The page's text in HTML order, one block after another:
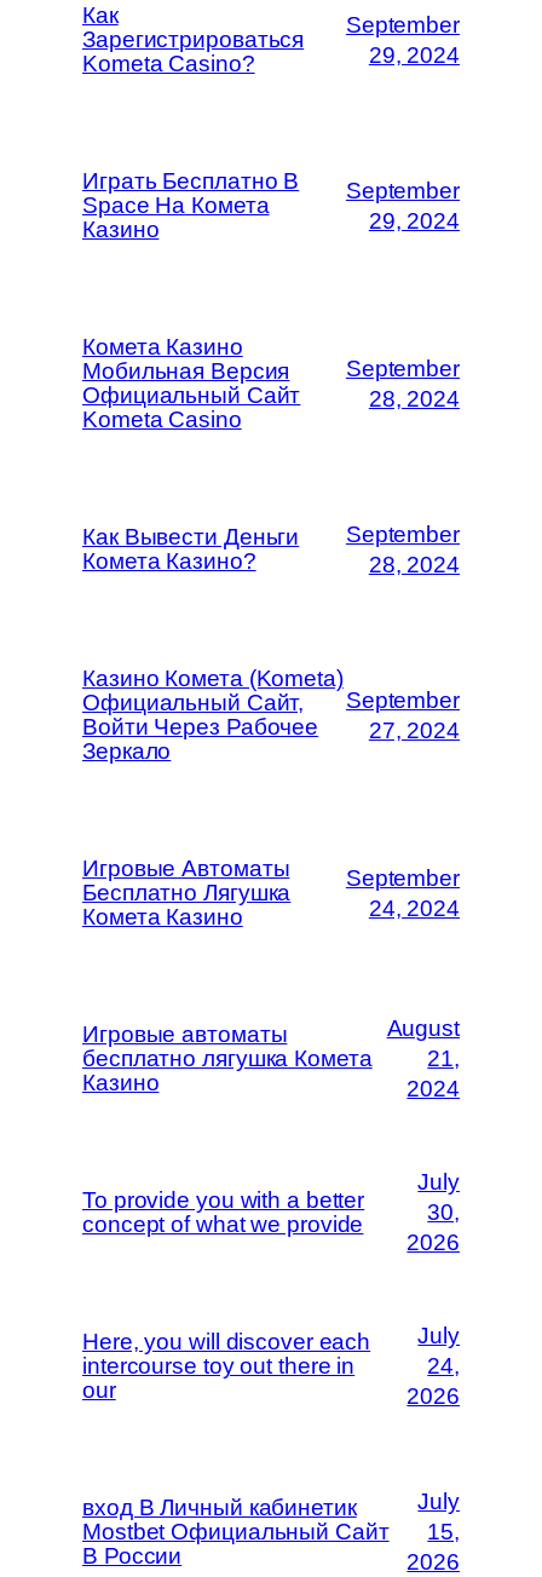
Как
Зарегистрироваться
Kometa Casino?
September
29, 2024
Играть Бесплатно В
Space На Комета
Казино
September
29, 2024
Комета Казино
Мобильная Версия
Официальный Сайт
Kometa Casino
September
28, 2024
Как Вывести Деньги
Комета Казино?
September
28, 2024
Казино Комета (Kometa)
Официальный Сайт,
Войти Через Рабочее
Зеркало
September
27, 2024
Игровые Автоматы
Бесплатно Лягушка
Комета Казино
September
24, 2024
Игровые автоматы
бесплатно лягушка Комета
Казино
August
21,
2024
To provide you with a better
concept of what we provide
July
30,
2026
Here, you will discover each
intercourse toy out there in
our
July
24,
2026
вход В Личный кабинетик
Mostbet Официальный Сайт
В России
July
15,
2026